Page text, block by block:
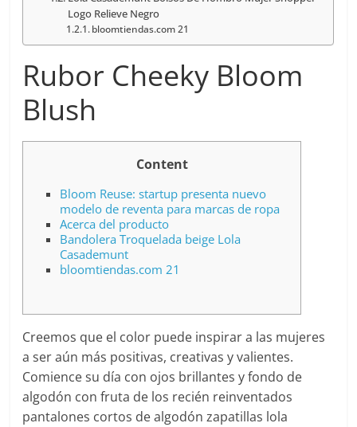
Logo Relieve Negro
bloomtiendas.com 21
Rubor Cheeky Bloom
Blush
Content
Bloom Reuse: startup presenta nuevo
modelo de reventa para marcas de ropa
Acerca del producto
Bandolera Troquelada beige Lola
Casademunt
bloomtiendas.com 21
Creemos que el color puede inspirar a las mujeres
a ser aún más positivas, creativas y valientes.
Comience su día con ojos brillantes y fondo de
algodón con fruta de los recién reinventados
pantalones cortos de algodón zapatillas lola